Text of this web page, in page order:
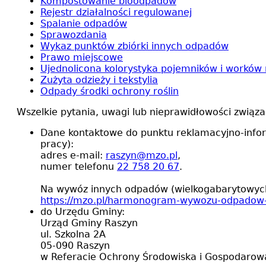
Rejestr działalności regulowanej
Spalanie odpadów
Sprawozdania
Wykaz punktów zbiórki innych odpadów
Prawo miejscowe
Ujednolicona kolorystyka pojemników i worków
Zużyta odzieży i tekstylia
Odpady środki ochrony roślin
Wszelkie pytania, uwagi lub nieprawidłowości
Dane kontaktowe do punktu reklamacyjno-
pracy):
adres e-mail: raszyn@mzo.pl,
numer telefonu 22 758 20 67.
Na wywóz innych odpadów
https://mzo.pl/harmonogram-wywozu-
do Urzędu Gminy:
Urząd Gminy Raszyn
ul. Szkolna 2A
05-090 Raszyn
w Referacie Ochrony Środowiska i